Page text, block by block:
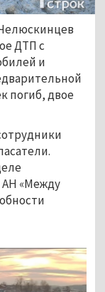
ДТП с
и
погиб, двое
АН «Между